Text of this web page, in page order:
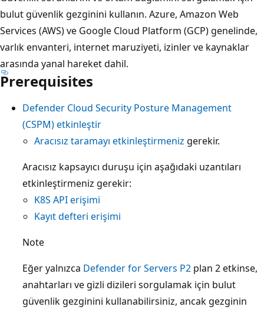
bulut güvenlik gezginini kullanın. Azure, Amazon Web
Services (AWS) ve Google Cloud Platform (GCP) genelinde,
varlık envanteri, internet maruziyeti, izinler ve kaynaklar
arasında yanal hareket dahil.
Prerequisites
Defender Cloud Security Posture Management
(CSPM) etkinleştir
Aracısız taramayı etkinleştirmeniz gerekir.
Aracısız kapsayıcı duruşu için aşağıdaki uzantıları
etkinleştirmeniz gerekir:
K8S API erişimi
Kayıt defteri erişimi
Note
Eğer yalnızca Defender for Servers P2 plan 2 etkinse,
anahtarları ve gizli dizileri sorgulamak için bulut
güvenlik gezginini kullanabilirsiniz, ancak gezginin